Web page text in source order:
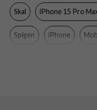
Färg
Material
Skal iPhone 15 Pro
Spigen iPhone